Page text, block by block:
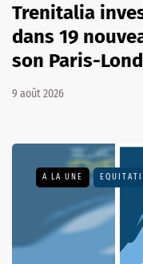
Trenitalia
dans 19
son Paris-
9 août 2026
A LA UNE